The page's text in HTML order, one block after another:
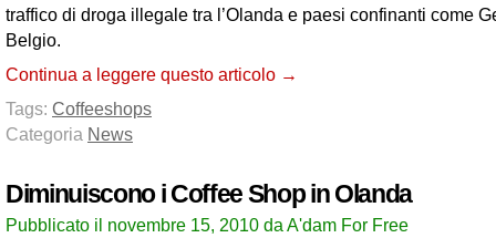
traffico di droga illegale tra l’Olanda e paesi confinanti come
Belgio.
Continua a leggere questo articolo →
Tags: Coffeeshops
Categoria News
Diminuiscono i Coffee Shop in Olanda
Pubblicato il novembre 15, 2010 da A'dam For Free